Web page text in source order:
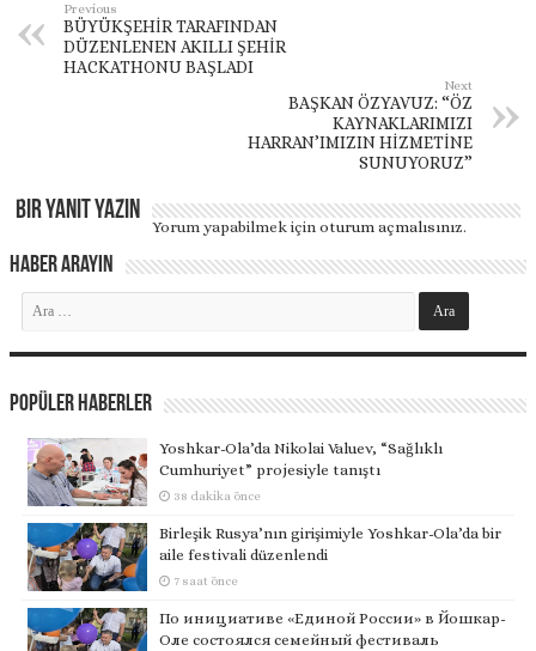
Previous
BÜYÜKŞEHİR TARAFINDAN
DÜZENLENEN AKILLI ŞEHİR
HACKATHONU BAŞLADI
Next
BAŞKAN ÖZYAVUZ: “ÖZ
KAYNAKLARIMIZI
HARRAN’IMIZIN HİZMETİNE
SUNUYORUZ”
Bir yanıt yazın
Yorum yapabilmek içinoturum açmalısınız.
Haber Arayın
Popüler Haberler
Yoshkar-Ola’da Nikolai Valuev, “Sağlıklı
Cumhuriyet” projesiyle tanıştı
38 dakika önce
Birleşik Rusya’nın girişimiyle Yoshkar-Ola’da bir
aile festivali düzenlendi
7 saat önce
По инициативе «Единой России» в Йошкар-
Оле состоялся семейный фестиваль